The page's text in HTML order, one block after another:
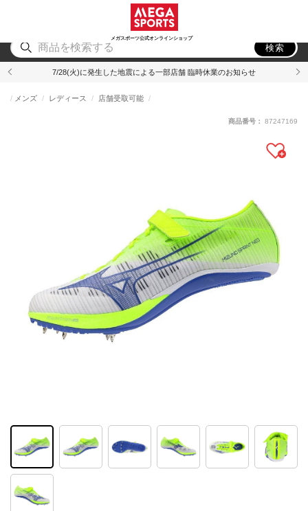
メガスポーツ公式オンラインショップ
アウトドア
検索
7/28(火)に発生した地震による一部店舗 臨時休業のお知らせ
メンズ レディース 店舗受取可能
商品番号： 87247169